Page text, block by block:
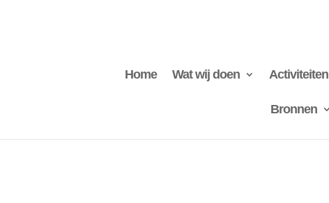
Home Wat wij doen Activiteiten
Bronnen